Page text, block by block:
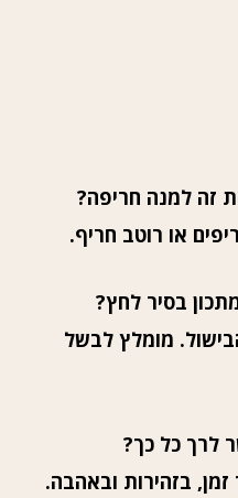
חריפה?
או רוטב חריף.
בסיר לחץ?
מומלץ לבשל
כל כך?
ובאהבה.